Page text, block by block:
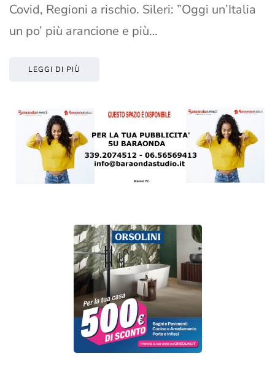
Covid, Regioni a rischio. Sileri: ”Oggi un’Italia
un po’ più arancione e più…
LEGGI DI PIÙ